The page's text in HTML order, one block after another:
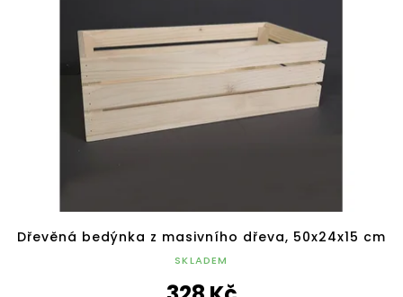
Dřevěná bedýnka z masivního dřeva, 50x24x15 cm
SKLADEM